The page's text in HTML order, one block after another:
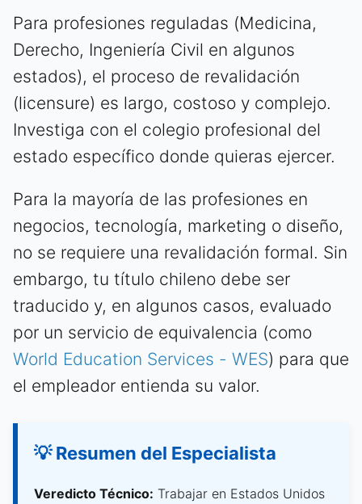
Para profesiones reguladas (Medicina,
Derecho, Ingeniería Civil en algunos
estados), el proceso de revalidación
(licensure) es largo, costoso y complejo.
Investiga con el colegio profesional del
estado específico donde quieras ejercer.
Para la mayoría de las profesiones en
negocios, tecnología, marketing o diseño,
no se requiere una revalidación formal. Sin
embargo, tu título chileno debe ser
traducido y, en algunos casos, evaluado
por un servicio de equivalencia (como
World Education Services - WES) para que
el empleador entienda su valor.
💡 Resumen del Especialista
Veredicto Técnico: Trabajar en Estados Unidos